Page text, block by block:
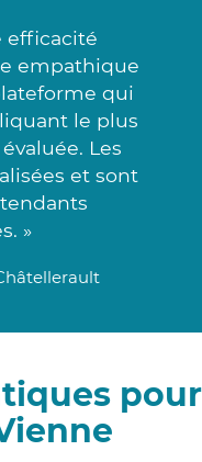
efficacité
empathique
qui
le plus
Les
et sont
»
pour